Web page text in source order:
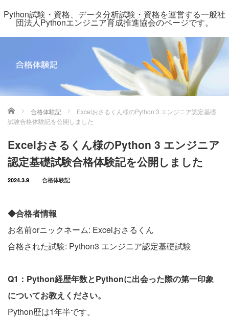
Python試験・資格、データ分析試験・資格を運営する一般社
団法人Pythonエンジニア育成推進協会のページです。
ホーム 合格体験記
Excelおさるくん様のPython 3 エンジニア認定基礎
試験合格体験記を公開しました
Excelおさるくん様のPython 3 エンジニア
認定基礎試験合格体験記を公開しました
2024.3.9 合格体験記
◆合格者情報
お名前orニックネーム: Excelおさるくん
合格された試験: Python3 エンジニア認定基礎試験
Q1：Python経歴年数とPythonに出会った際の第一印象
についてお教えください。
Python歴は1年半です。